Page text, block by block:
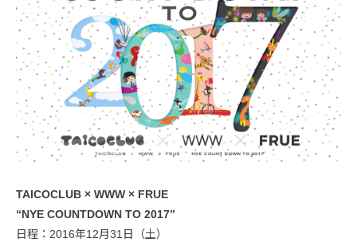
TAICOCLUB × WWW × FRUE
“NYE COUNTDOWN TO 2017”
日程：2016年12月31日（土）